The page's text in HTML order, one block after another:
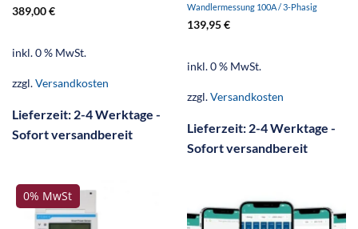
389,00€
inkl. 0 % MwSt.
zzgl.Versandkosten
Lieferzeit: 2-4 Werktage -
Sofort versandbereit
Wandlermessung 100A / 3-Phasig
139,95€
inkl. 0 % MwSt.
zzgl.Versandkosten
Lieferzeit: 2-4 Werktage -
Sofort versandbereit
0% MwSt